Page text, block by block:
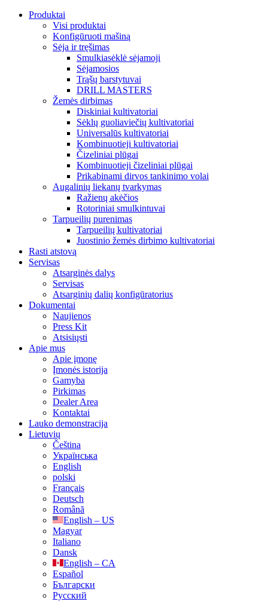
Produktai
Visi produktai
Konfigūruoti mašiną
Sėja ir tręšimas
Smulkiasėklė sėjamoji
Sėjamosios
Trąšų barstytuvai
DRILL MASTERS
Žemės dirbimas
Diskiniai kultivatoriai
Sėklų guoliaviečių kultivatoriai
Universalūs kultivatoriai
Kombinuotieji kultivatoriai
Čizeliniai plūgai
Kombinuotieji čizeliniai plūgai
Prikabinami dirvos tankinimo volai
Augalinių liekanų tvarkymas
Ražienų akėčios
Rotoriniai smulkintuvai
Tarpueilių purenimas
Tarpueilių kultivatoriai
Juostinio žemės dirbimo kultivatoriai
Rasti atstovą
Servisas
Atsarginės dalys
Servisas
Atsarginių dalių konfigūratorius
Dokumentai
Naujienos
Press Kit
Atsisiųsti
Apie mus
Apie įmonę
Įmonės istorija
Gamyba
Pirkimas
Dealer Area
Kontaktai
Lauko demonstracija
Lietuvių
Čeština
Українська
English
polski
Français
Deutsch
Română
English – US
Magyar
Italiano
Dansk
English – CA
Español
Български
Русский